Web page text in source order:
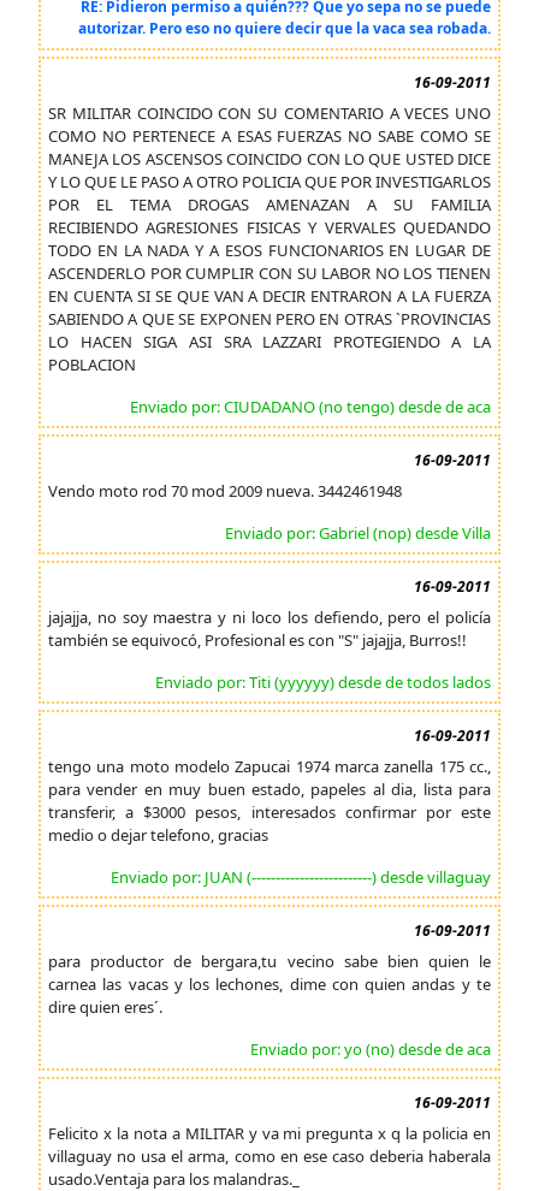
RE: Pidieron permiso a quién??? Que yo sepa no se puede
autorizar. Pero eso no quiere decir que la vaca sea robada.
16-09-2011
SR MILITAR COINCIDO CON SU COMENTARIO A VECES UNO
COMO NO PERTENECE A ESAS FUERZAS NO SABE COMO SE
MANEJA LOS ASCENSOS COINCIDO CON LO QUE USTED DICE
Y LO QUE LE PASO A OTRO POLICIA QUE POR INVESTIGARLOS
POR EL TEMA DROGAS AMENAZAN A SU FAMILIA
RECIBIENDO AGRESIONES FISICAS Y VERVALES QUEDANDO
TODO EN LA NADA Y A ESOS FUNCIONARIOS EN LUGAR DE
ASCENDERLO POR CUMPLIR CON SU LABOR NO LOS TIENEN
EN CUENTA SI SE QUE VAN A DECIR ENTRARON A LA FUERZA
SABIENDO A QUE SE EXPONEN PERO EN OTRAS `PROVINCIAS
LO HACEN SIGA ASI SRA LAZZARI PROTEGIENDO A LA
POBLACION
Enviado por: CIUDADANO (no tengo) desde de aca
16-09-2011
Vendo moto rod 70 mod 2009 nueva. 3442461948
Enviado por: Gabriel (nop) desde Villa
16-09-2011
jajajja, no soy maestra y ni loco los defiendo, pero el policía
también se equivocó, Profesional es con "S" jajajja, Burros!!
Enviado por: Titi (yyyyyy) desde de todos lados
16-09-2011
tengo una moto modelo Zapucai 1974 marca zanella 175 cc.,
para vender en muy buen estado, papeles al dia, lista para
transferir, a $3000 pesos, interesados confirmar por este
medio o dejar telefono, gracias
Enviado por: JUAN (-------------------------) desde villaguay
16-09-2011
para productor de bergara,tu vecino sabe bien quien le
carnea las vacas y los lechones, dime con quien andas y te
dire quien eres´.
Enviado por: yo (no) desde de aca
16-09-2011
Felicito x la nota a MILITAR y va mi pregunta x q la policia en
villaguay no usa el arma, como en ese caso deberia haberala
usado.Ventaja para los malandras._